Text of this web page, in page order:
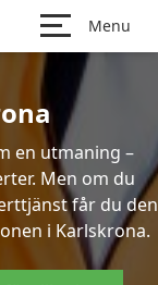
Menu
en utmaning –
Men om du
får du den
i Karlskrona.